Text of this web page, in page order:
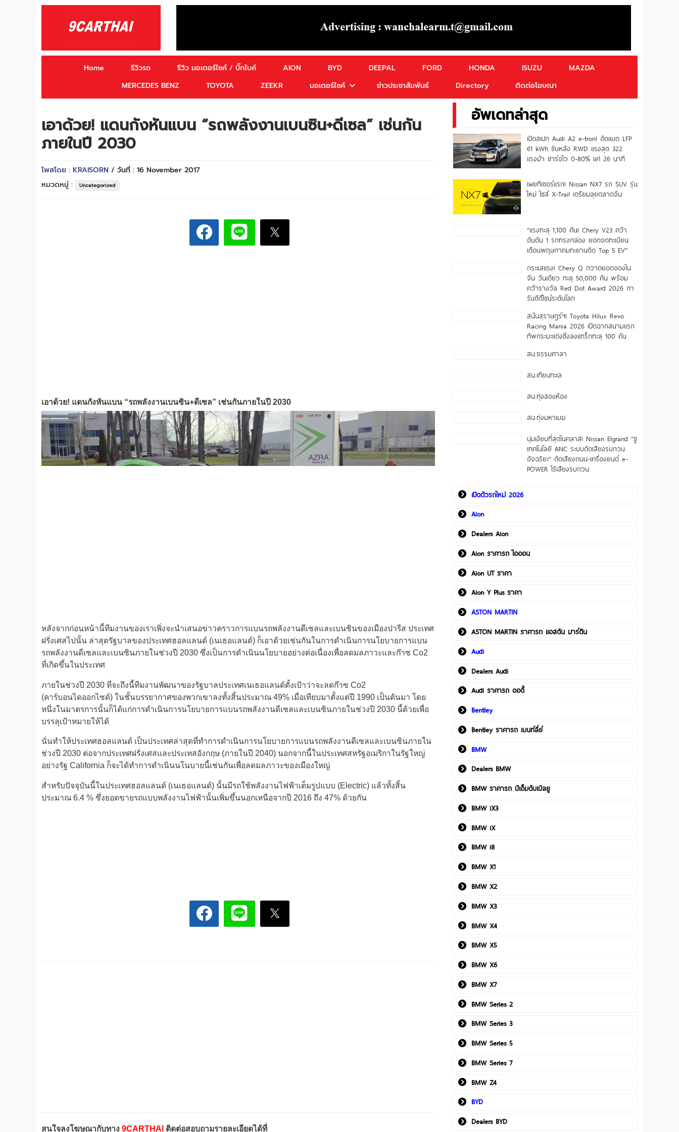
Home รีวิวรถ รีวิว มอเตอร์ไซค์ / บิ๊กไบค์ AION BYD DEEPAL FORD HONDA ISUZU
MAZDA
MERCEDES BENZ
TOYOTA ZEEKR มอเตอร์ไซค์ ข่าวประชาสัมพันธ์ Directory ติดต่อโฆษณา
เอาด้วย! แดนกังหันแบน “รถพลังงานเบนซิน+ดีเซล” เช่นกัน
ภายในปี 2030
โพสโดย : KRAISORN / วันที่ : 16 November 2017
หมวดหมู่ :
Uncategorized
เอาด้วย! แดนกังหันแบน “รถพลังงานเบนซิน+ดีเซล” เช่นกันภายในปี 2030
หลังจากก่อนหน้านี้ทีมงานของเราเพิ่งจะนำเสนอข่าวคราวการแบนรถพลังงานดีเซลและเบนซินของเมืองปารีส ประเทศ
ฝรั่งเศสไปนั้น ล่าสุดรัฐบาลของประเทศฮอลแลนด์ (เนเธอแลนด์) ก็เอาด้วยเช่นกันในการดำเนินการนโยบายการแบน
รถพลังงานดีเซลและเบนซินภายในช่วงปี 2030 ซึ่งเป็นการดำเนินนโยบายอย่างต่อเนื่องเพื่อลดมลภาวะและก๊าซ Co2
ที่เกิดขึ้นในประเทศ
ภายในช่วงปี 2030 ที่จะถึงนี้ทีมงานพัฒนาของรัฐบาลประเทศเนเธอแลนด์ตั้งเป้าว่าจะลดก๊าซ Co2
(คาร์บอนไดออกไซด์) ในชั้นบรรยากาศของพวกเขาลงทั้งสิ้นประมาณ 49% เมื่อเทียบมาตั้งแต่ปี 1990 เป็นต้นมา โดย
หนึ่งในมาตรการนั้นก็ได้แก่การดำเนินการนโยบายการแบนรถพลังงานดีเซลและเบนซินภายในช่วงปี 2030 นี้ด้วยเพื่อ
บรรลุเป้าหมายให้ได้
นั่นทำให้ประเทศฮอลแลนด์ เป็นประเทศล่าสุดที่ทำการดำเนินการนโยบายการแบนรถพลังงานดีเซลและเบนซินภายใน
ช่วงปี 2030 ต่อจากประเทศฝรั่งเศสและประเทสอังกฤษ (ภายในปี 2040) นอกจากนี้ในประเทศสหรัฐอเมริกาในรัฐใหญ่
อย่างรัฐ California ก็จะได้ทำการดำเนินนโนบายนี้เช่นกันเพื่อลดมลภาวะของเมืองใหญ่
สำหรับปัจจุบันนี้ในประเทศฮอลแลนด์ (เนเธอแลนด์) นั้นมีรถใช้พลังงานไฟฟ้าเต็มรูปแบบ (Electric) แล้วทั้งสิ้น
ประมาณ 6.4 % ซึ่งยอดขายรถแบบพลังงานไฟฟ้านั้นเพิ่มขึ้นนอกเหนือจากปี 2016 ถึง 47% ด้วยกัน
สนใจลงโฆษณากับทาง 9CARTHAI ติดต่อสอบถามรายละเอียดได้ที่
อัพเดทล่าสุด
เปิดสเปก Audi A2 e-tron! อัดแบต LFP
61 kWh ขับหลัง RWD แรงสุด 322
แรงม้า ชาร์จไว 0-80% แค่ 26 นาที
เผยทีเซอร์แรก! Nissan NX7 รถ SUV รุ่น
ใหม่ ไซส์ X-Trail เตรียมลุยตลาดจีน
“แรงทะลุ 1,100 คัน! Chery V23 คว้า
อันดับ 1 รถทรงกล่อง ยอดจดทะเบียน
เดือนพฤษภาคมทะยานติด Top 5 EV”
กระแสแรง! Chery Q กวาดยอดจองใน
จีน วันเดียว ทะลุ 50,000 คัน พร้อม
คว้ารางวัล Red Dot Award 2026 กา
รันตีดีไซน์ระดับโลก
สนั่นสุราษฎร์ฯ! Toyota Hilux Revo
Racing Mania 2026 เปิดฉากสนามแรก
ทัพกระบะแต่งซิ่งลงแทร็กทะลุ 100 คัน
สน.ธรรมศาลา
สน.เทียนทะเล
สน.ทุ่งสองห้อง
สน.ทุ่งมหาเมฆ
นุ่มเงียบที่สุดในคลาส! Nissan Elgrand “ชู
เทคโนโลยี ANC ระบบตัดเสียงรบกวน
อัจฉริยะ” ตัดเสียงถนน-เครื่องยนต์ e-
POWER ไร้เสียงรบกวน
เปิดตัวรถใหม่ 2026
Aion
Dealers Aion
Aion ราคารถ ไอออน
Aion UT ราคา
Aion Y Plus ราคา
ASTON MARTIN
ASTON MARTIN ราคารถ แอสตัน มาร์ติน
Audi
Dealers Audi
Audi ราคารถ ออดี้
Bentley
Bentley ราคารถ เบนท์ลี่ย์
BMW
Dealers BMW
BMW ราคารถ บีเอ็มดับเบิลยู
BMW iX3
BMW iX
BMW i8
BMW X1
BMW X2
BMW X3
BMW X4
BMW X5
BMW X6
BMW X7
BMW Series 2
BMW Series 3
BMW Series 5
BMW Series 7
BMW Z4
BYD
Dealers BYD